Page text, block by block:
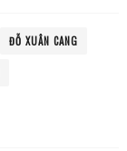
ĐỖ XUÂN CANG